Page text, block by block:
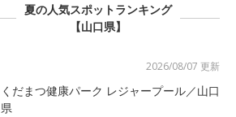
夏の人気スポットランキング
【山口県】
2026/08/07 更新
くだまつ健康パーク レジャープール／山口
県